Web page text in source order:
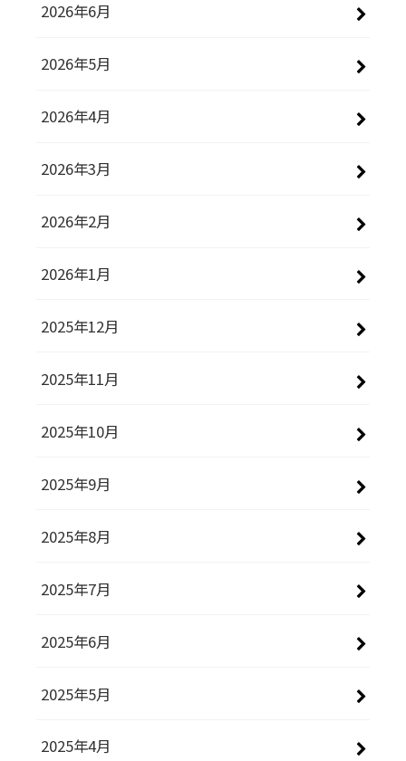
2026年6月
2026年5月
2026年4月
2026年3月
2026年2月
2026年1月
2025年12月
2025年11月
2025年10月
2025年9月
2025年8月
2025年7月
2025年6月
2025年5月
2025年4月